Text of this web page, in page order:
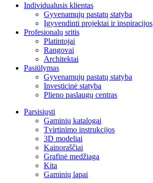
Individualusis klientas
Gyvenamųjų pastatų statyba
Įgyvendinti projektai ir inspiracijos
Profesionalų sritis
Platintojai
Rangovai
Architektai
Pasiūlymas
Gyvenamųjų pastatų statyba
Investicinė statyba
Plieno paslaugų centras
Parsisiųsti
Gaminių katalogai
Tvirtinimo instrukcijos
3D modeliai
Kainoraščiai
Grafinė medžiaga
Kita
Gaminių lapai